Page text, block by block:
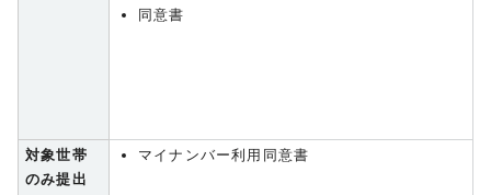
同意書
対象世帯
のみ提出
マイナンバー利用同意書